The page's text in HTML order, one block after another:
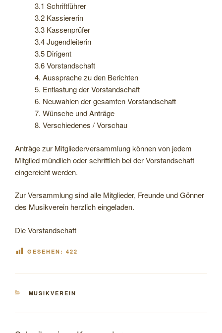
3.1 Schriftführer
3.2 Kassiererin
3.3 Kassenprüfer
3.4 Jugendleiterin
3.5 Dirigent
3.6 Vorstandschaft
4. Aussprache zu den Berichten
5. Entlastung der Vorstandschaft
6. Neuwahlen der gesamten Vorstandschaft
7. Wünsche und Anträge
8. Verschiedenes / Vorschau
Anträge zur Mitgliederversammlung können von jedem
Mitglied mündlich oder schriftlich bei der Vorstandschaft
eingereicht werden.
Zur Versammlung sind alle Mitglieder, Freunde und Gönner
des Musikverein herzlich eingeladen.
Die Vorstandschaft
GESEHEN: 422
KATEGORIEN
MUSIKVEREIN